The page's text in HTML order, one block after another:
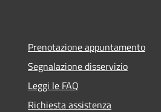
Prenotazione appuntamento
Segnalazione disservizio
Leggi le FAQ
Richiesta assistenza